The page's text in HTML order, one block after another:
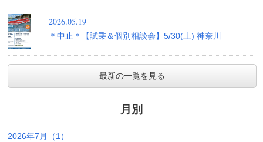
2026.05.19
＊中止＊【試乗＆個別相談会】5/30(土) 神奈川
最新の一覧を見る
月別
2026年7月（1）